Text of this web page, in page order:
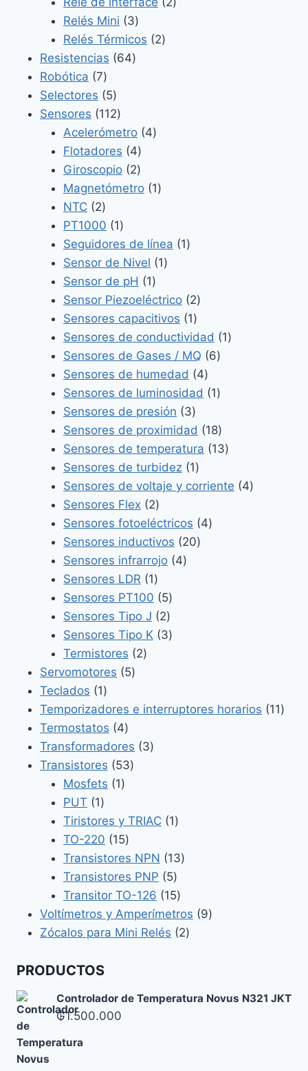
Relés Mini 33
productos
Relés Térmicos 22
Resistencias 6464
Robótica 77
productos
Selectores 55
productos
Sensores 112112
productos
Acelerómetro 44
Flotadores 44
productos
Giroscopio 22
productos
Magnetómetro 11
NTC 22
productos
PT1000 11
producto
Seguidores de línea 11
Sensor de Nivel 11
Sensor de pH 11
producto
Sensor Piezoeléctrico 22
productos
Sensores capacitivos 11
producto
Sensores de conductividad 11
Sensores de Gases / MQ 66
Sensores de humedad 44
productos
Sensores de luminosidad 11
Sensores de presión 33
productos
Sensores de proximidad 1818
productos
Sensores de temperatura 1313
Sensores de turbidez 11
producto
Sensores de voltaje y corriente 44
Sensores Flex 22
productos
Sensores fotoeléctricos 44
Sensores inductivos 2020
Sensores infrarrojo 44
Sensores LDR 11
producto
Sensores PT100 55
productos
Sensores Tipo J 22
productos
Sensores Tipo K 33
Termistores 22
Servomotores 55
Teclados 11
producto
Temporizadores e interruptores horarios 1111
Termostatos 44
productos
Transformadores 33
Transistores 5353
Mosfets 11
PUT 11
producto
Tiristores y TRIAC 11
TO-220 1515
productos
Transistores NPN 1313
Transistores PNP 55
productos
Transitor TO-126 1515
productos
Voltímetros y Amperímetros 99
Zócalos para Mini Relés 22
PRODUCTOS
Controlador de Temperatura Novus N321 JKT
₲1.500.000